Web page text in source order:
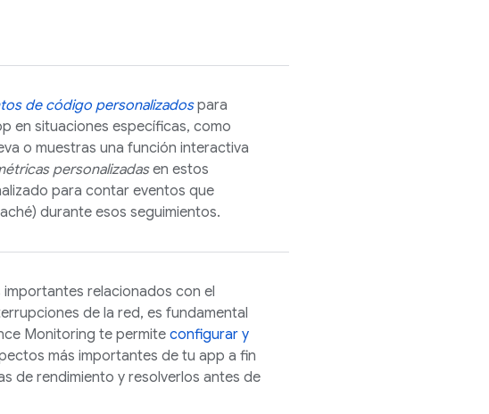
de código personalizadospara
en situaciones específicas, como
o muestras una función interactiva
personalizadasen estos
para contar eventos que
durante esos seguimientos.
relacionados con el
de la red, es fundamental
Monitoring te permite configurar y
más importantes de tu app a fin
de rendimiento y resolverlos antes de